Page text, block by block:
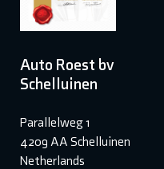
Auto Roest bv
Schelluinen
Parallelweg 1
4209 AA Schelluinen
Netherlands